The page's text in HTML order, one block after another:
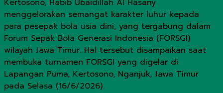
Kertosono, Habib Ubaidillah Al Hasany
menggelorakan semangat karakter luhur kepada
para pesepak bola usia dini, yang tergabung dalam
Forum Sepak Bola Generasi Indonesia (FORSGI)
wilayah Jawa Timur. Hal tersebut disampaikan saat
membuka turnamen FORSGI yang digelar di
Lapangan Puma, Kertosono, Nganjuk, Jawa Timur
pada Selasa (16/6/2026).